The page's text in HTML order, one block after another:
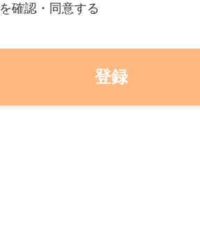
を確認・同意する
登録